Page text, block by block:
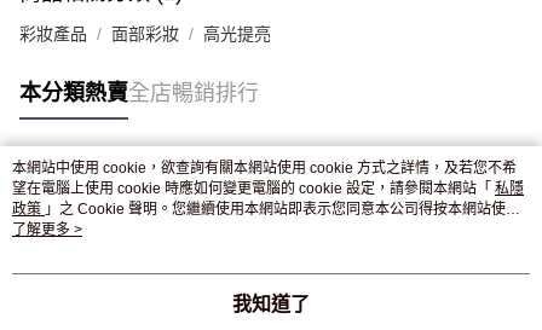
彩妝產品 面部彩妝 高光提亮
本分類熱賣全店暢銷排行
熱門標籤
熱銷排行
本網站中使用 cookie，欲查詢有關本網站使用 cookie 方式之詳情，及若您不希
望在電腦上使用 cookie 時應如何變更電腦的 cookie 設定，請參閱本網站「 私隱
政策 」之 Cookie 聲明。您繼續使用本網站即表示您同意本公司得按本網站使用
條款之 Cookie 聲明使用 cookie。
了解更多 >
我知道了